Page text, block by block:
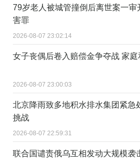
79岁老人被城管撞倒后离世案一审
害罪
2026-08-07 23:02:14
女子丧偶后卷入赔偿金争夺战 家
2026-08-07 23:00:03
北京降雨致多地积水排水集团紧急
挑战
2026-08-07 22:59:31
联合国谴责俄乌互相发动大规模袭